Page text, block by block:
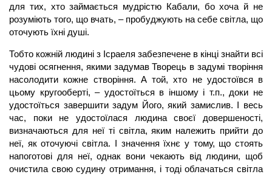
для тих, хто займається мудрістю Кабали, бо хоча й не
розуміють того, що вчать, – пробуджують на себе світла, що
оточують їхні душі.
Тобто кожній людині з Ісраеля забезпечене в кінці знайти всі
чудові осягнення, якими задумав Творець в задумі творіння
насолодити кожне створіння. А той, хто не удостоївся в
цьому кругооберті, – удостоїться в іншому і т.п., доки не
удостоїться завершити задум Його, який замислив. І весь
час, поки не удостоїлася людина своєї довершеності,
визначаються для неї ті світла, яким належить прийти до
неї, як оточуючі світла. І значення їхнє у тому, що стоять
напоготові для неї, однак вони чекають від людини, щоб
очистила свою судину отримання, і тоді облачаться світла